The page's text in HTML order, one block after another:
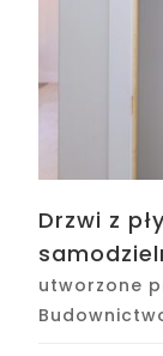
Drzwi z
utworzone